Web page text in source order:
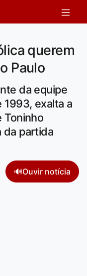
querem
Paulo
da equipe
1993, exalta a
Toninho
da partida
🔊Ouvir notícia